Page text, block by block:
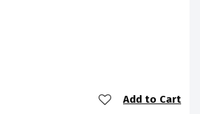
Add to Cart